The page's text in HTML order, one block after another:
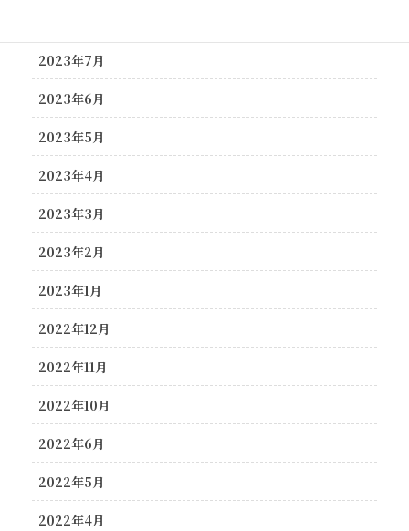
2023年7月
2023年6月
2023年5月
2023年4月
2023年3月
2023年2月
2023年1月
2022年12月
2022年11月
2022年10月
2022年6月
2022年5月
2022年4月